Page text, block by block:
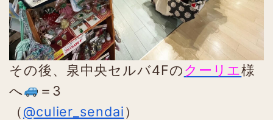
その後、泉中央セルバ4Fのクーリエ様
へ
＝3
（@culier_sendai）